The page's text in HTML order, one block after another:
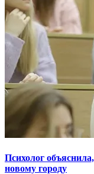
Психолог
новому городу